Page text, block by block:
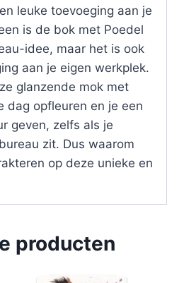
leuke toevoeging aan je
is de bok met Poedel
idee, maar het is ook
aan je eigen werkplek.
glanzende mok met
dag opfleuren en je een
geven, zelfs als je
zit. Dus waarom
op deze unieke en
producten